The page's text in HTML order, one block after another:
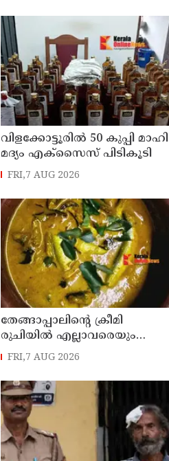
വിളക്കോട്ടൂരിൽ 50 കുപ്പി മാഹി
മദ്യം എക്സൈസ് പിടികൂടി
FRI,7 AUG 2026
തേങ്ങാപ്പാലിന്റെ ക്രീമി
രുചിയിൽ എല്ലാവരെയും
കൊതിപ്പിക്കുന്ന കറി
FRI,7 AUG 2026